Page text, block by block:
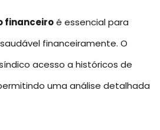
financeiroé essencial para
financeiramente. O
acesso a históricos de
uma análise detalhada